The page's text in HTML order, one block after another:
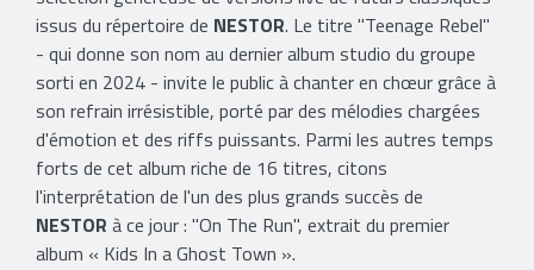
issus du répertoire de NESTOR. Le titre "Teenage Rebel"
- qui donne son nom au dernier album studio du groupe
sorti en 2024 - invite le public à chanter en chœur grâce à
son refrain irrésistible, porté par des mélodies chargées
d'émotion et des riffs puissants. Parmi les autres temps
forts de cet album riche de 16 titres, citons
l'interprétation de l'un des plus grands succès de
NESTOR à ce jour : "On The Run", extrait du premier
album « Kids In a Ghost Town ».